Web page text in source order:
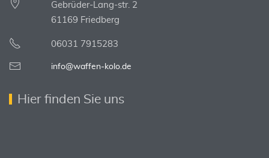
Gebrüder-Lang-str. 2
61169 Friedberg
06031 7915283
info@waffen-kolo.de
Hier finden Sie uns